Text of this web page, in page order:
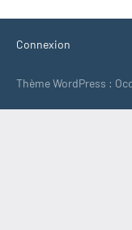
Connexion
Thème WordPress :